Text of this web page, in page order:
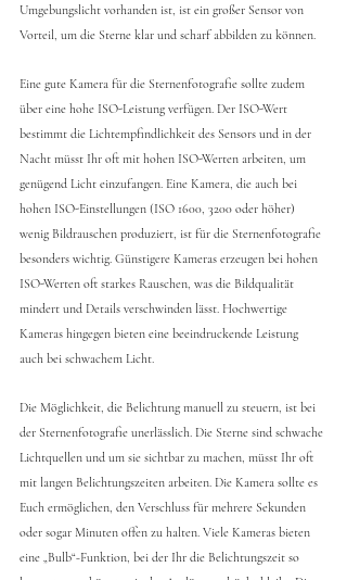
Umgebungslicht vorhanden ist, ist ein großer Sensor von
Vorteil, um die Sterne klar und scharf abbilden zu können.
Eine gute Kamera für die Sternenfotografie sollte zudem
über eine hohe ISO-Leistung verfügen. Der ISO-Wert
bestimmt die Lichtempfindlichkeit des Sensors und in der
Nacht müsst Ihr oft mit hohen ISO-Werten arbeiten, um
genügend Licht einzufangen. Eine Kamera, die auch bei
hohen ISO-Einstellungen (ISO 1600, 3200 oder höher)
wenig Bildrauschen produziert, ist für die Sternenfotografie
besonders wichtig. Günstigere Kameras erzeugen bei hohen
ISO-Werten oft starkes Rauschen, was die Bildqualität
mindert und Details verschwinden lässt. Hochwertige
Kameras hingegen bieten eine beeindruckende Leistung
auch bei schwachem Licht.
Die Möglichkeit, die Belichtung manuell zu steuern, ist bei
der Sternenfotografie unerlässlich. Die Sterne sind schwache
Lichtquellen und um sie sichtbar zu machen, müsst Ihr oft
mit langen Belichtungszeiten arbeiten. Die Kamera sollte es
Euch ermöglichen, den Verschluss für mehrere Sekunden
oder sogar Minuten offen zu halten. Viele Kameras bieten
eine „Bulb“-Funktion, bei der Ihr die Belichtungszeit so